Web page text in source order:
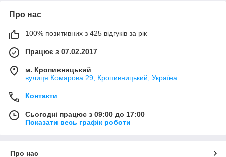
Про нас
100% позитивних з 425 відгуків за рік
Працює з 07.02.2017
м. Кропивницький
вулиця Комарова 29, Кропивницький, Україна
Контакти
Сьогодні працює з 09:00 до 17:00
Показати весь графік роботи
Про нас